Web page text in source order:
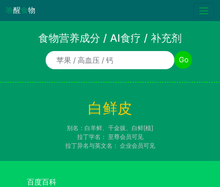
唤醒食物
食物营养成分 / AI食疗 / 补充剂
食物/AI食疗诉求/补充剂名称 Go
白鲜皮
别名：白羊鲜、千金拔、白鲜[植]
拉丁学名： 至尊会员可见
拉丁异名与英文名： 企业会员可见
百度百科